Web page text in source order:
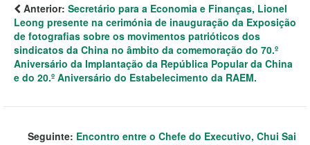
Anterior: Secretário para a Economia e Finanças, Lionel
Leong presente na cerimónia de inauguração da Exposição
de fotografias sobre os movimentos patrióticos dos
sindicatos da China no âmbito da comemoração do 70.º
Aniversário da Implantação da República Popular da China
e do 20.º Aniversário do Estabelecimento da RAEM.
Seguinte: Encontro entre o Chefe do Executivo, Chui Sai